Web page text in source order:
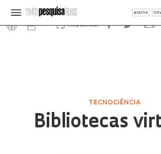
assine
Republicar
TECNOCIÊNCIA
Bibliotecas